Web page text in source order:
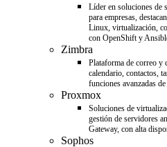
Líder en soluciones de
para empresas,
Linux, virtualización,
con OpenShift y
Zimbra
Plataforma de correo y
calendario, contactos,
funciones avanzadas
Proxmox
Soluciones de
gestión de servidores
Gateway, con alta
Sophos